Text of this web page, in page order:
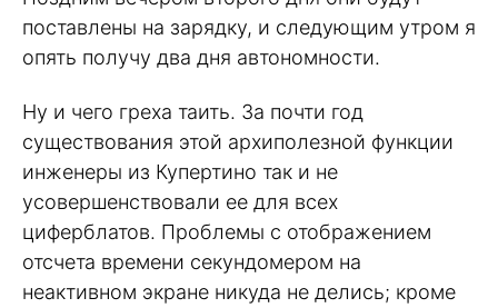
поставлены на зарядку, и следующим утром я
опять получу два дня автономности.
Ну и чего греха таить. За почти год
существования этой архиполезной функции
инженеры из Купертино так и не
усовершенствовали ее для всех
циферблатов. Проблемы с отображением
отсчета времени секундомером на
неактивном экране никуда не делись; кроме